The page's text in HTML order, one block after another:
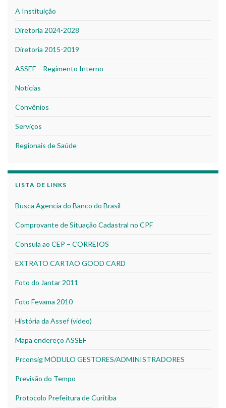
A Instituição
Diretoria 2024-2028
Diretoria 2015-2019
ASSEF – Regimento Interno
Notícias
Convênios
Serviços
Regionais de Saúde
LISTA DE LINKS
Busca Agencia do Banco do Brasil
Comprovante de Situação Cadastral no CPF
Consula ao CEP – CORREIOS
EXTRATO CARTAO GOOD CARD
Foto do Jantar 2011
Foto Fevama 2010
História da Assef (video)
Mapa endereço ASSEF
Prconsig MÓDULO GESTORES/ADMINISTRADORES
Previsão do Tempo
Protocolo Prefeitura de Curitiba